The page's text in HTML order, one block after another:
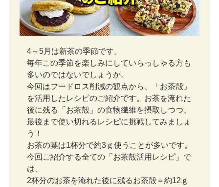
4～5月は新茶の季節です。
毎年この季節を楽しみにしていらっしゃる方も
多いのではないでしょうか。
今回はフードロス削減の観点から、「お茶殻」
を活用したレシピのご紹介です。お茶を淹れた
後に残る「お茶殻」の食物繊維を摂取しつつ、
最後まで使い切れるレシピに挑戦してみましょ
う！
お茶の葉は1杯分で約3ｇ使うことが多いです。
今回ご紹介する全ての「お茶殻活用レシピ」で
は、
2杯分のお茶を淹れた後に残るお茶殻＝約12ｇ